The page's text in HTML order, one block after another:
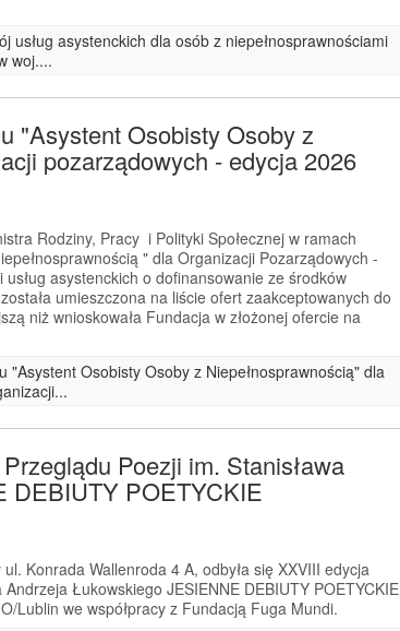
usług asystenckich dla osób z niepełnosprawnościami
woj....
"Asystent Osobisty Osoby z
pozarządowych - edycja 2026
Rodziny, Pracy i Polityki Społecznej w ramach
" dla Organizacji Pozarządowych -
asystenckich o dofinansowanie ze środków
umieszczona na liście ofert zaakceptowanych do
niż wnioskowała Fundacja w złożonej ofercie na
Osobisty Osoby z Niepełnosprawnością" dla
Poezji im. Stanisława
DEBIUTY POETYCKIE
Konrada Wallenroda 4 A, odbyła się XXVIII edycja
Łukowskiego JESIENNE DEBIUTY POETYCKIE
Lublin we współpracy z Fundacją Fuga Mundi.